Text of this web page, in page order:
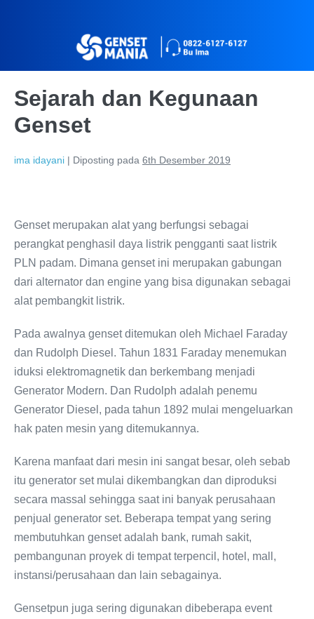
Sejarah dan Kegunaan
Genset
ima idayani | Diposting pada 6th Desember 2019
Genset merupakan alat yang berfungsi sebagai
perangkat penghasil daya listrik pengganti saat listrik
PLN padam. Dimana genset ini merupakan gabungan
dari alternator dan engine yang bisa digunakan sebagai
alat pembangkit listrik.
Pada awalnya genset ditemukan oleh Michael Faraday
dan Rudolph Diesel. Tahun 1831 Faraday menemukan
iduksi elektromagnetik dan berkembang menjadi
Generator Modern. Dan Rudolph adalah penemu
Generator Diesel, pada tahun 1892 mulai mengeluarkan
hak paten mesin yang ditemukannya.
Karena manfaat dari mesin ini sangat besar, oleh sebab
itu generator set mulai dikembangkan dan diproduksi
secara massal sehingga saat ini banyak perusahaan
penjual generator set. Beberapa tempat yang sering
membutuhkan genset adalah bank, rumah sakit,
pembangunan proyek di tempat terpencil, hotel, mall,
instansi/perusahaan dan lain sebagainya.
Gensetpun juga sering digunakan dibeberapa event